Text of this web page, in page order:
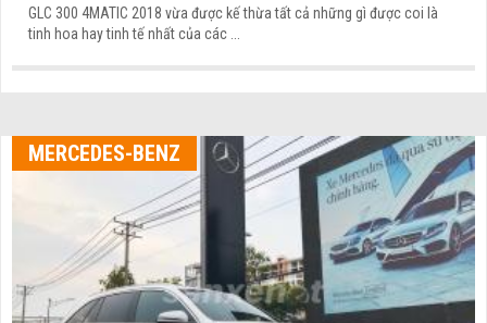
GLC 300 4MATIC 2018 vừa được kế thừa tất cả những gì được coi là
tinh hoa hay tinh tế nhất của các ...
MERCEDES-BENZ